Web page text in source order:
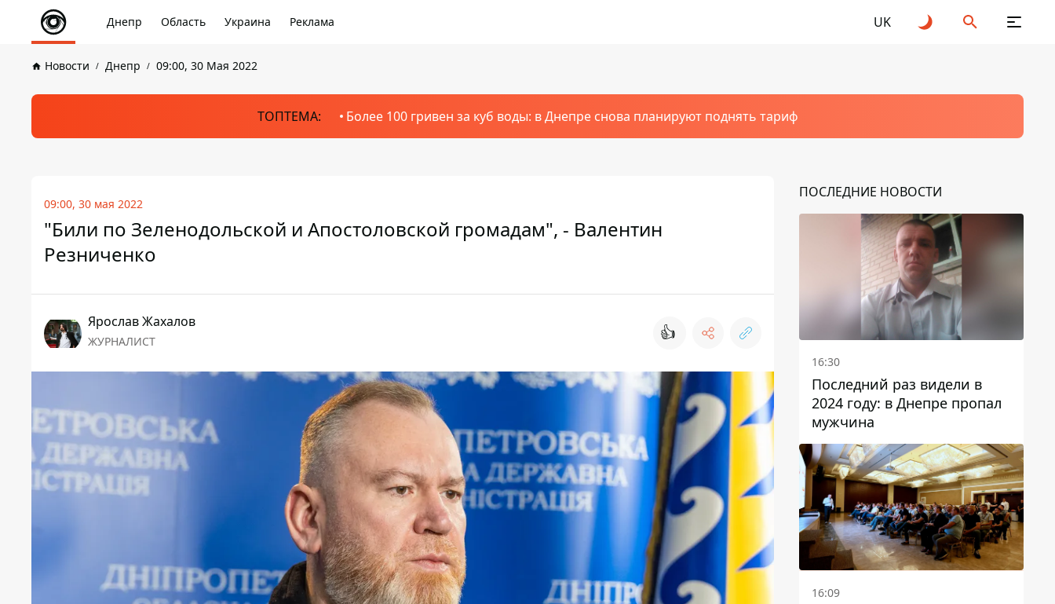
Днепр Область Украина Реклама UK
Новости Днепр 09:00, 30 Мая 2022
ТОПТЕМА: Более 100 гривен за куб воды: в Днепре снова планируют поднять тариф
09:00, 30 мая 2022
"Били по Зеленодольской и Апостоловской громадам", - Валентин
Резниченко
Ярослав Жахалов
ЖУРНАЛИСТ 👍
ПОСЛЕДНИЕ НОВОСТИ
16:30
Последний раз видели в
2024 году: в Днепре пропал
мужчина
16:09